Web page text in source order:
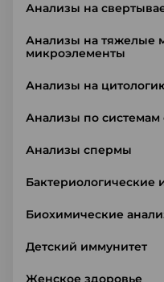
Анализы на
Анализы на тяжелые
микроэлементы
Анализы на
Анализы по системам
Анализы спермы
Бактериологические
Биохимические
Детский иммунитет
Женское здоровье